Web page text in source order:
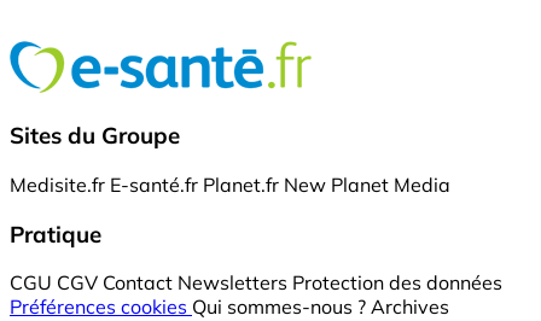
Sites du Groupe
Medisite.fr E-santé.fr Planet.fr New Planet Media
Pratique
CGU CGV Contact Newsletters Protection des données
Préférences cookies Qui sommes-nous ? Archives